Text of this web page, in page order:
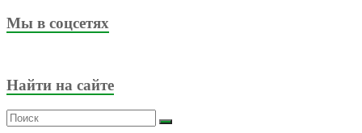
Мы в соцсетях
Найти на сайте